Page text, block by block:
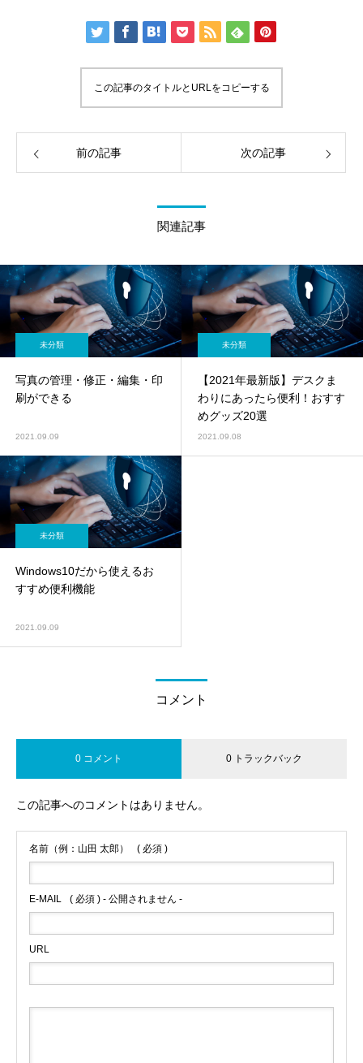
この記事のタイトルとURLをコピーする
前の記事 次の記事
関連記事
未分類
写真の管理・修正・編集・印
刷ができる
2021.09.09
未分類
【2021年最新版】デスクま
わりにあったら便利！おすす
めグッズ20選
2021.09.08
未分類
Windows10だから使えるお
すすめ便利機能
2021.09.09
コメント
0 コメント 0 トラックバック
この記事へのコメントはありません。
名前（例：山田 太郎） ( 必須 )
E-MAIL ( 必須 ) - 公開されません -
URL